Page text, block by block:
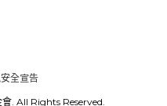
全宣告
. All Rights Reserved.